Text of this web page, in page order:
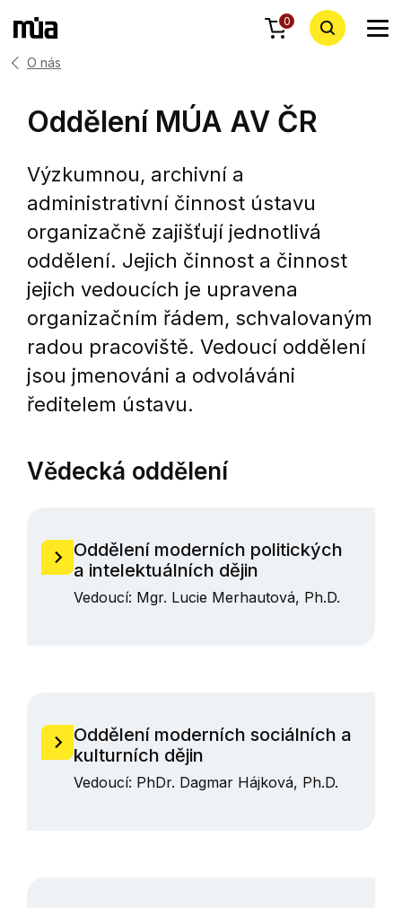
0
O nás
Oddělení MÚA AV ČR
Výzkumnou, archivní a
administrativní činnost ústavu
organizačně zajišťují jednotlivá
oddělení. Jejich činnost a činnost
jejich vedoucích je upravena
organizačním řádem, schvalovaným
radou pracoviště. Vedoucí oddělení
jsou jmenováni a odvoláváni
ředitelem ústavu.
Vědecká oddělení
Oddělení moderních politických
a intelektuálních dějin
Vedoucí: Mgr. Lucie Merhautová, Ph.D.
Oddělení moderních sociálních a
kulturních dějin
Vedoucí: PhDr. Dagmar Hájková, Ph.D.